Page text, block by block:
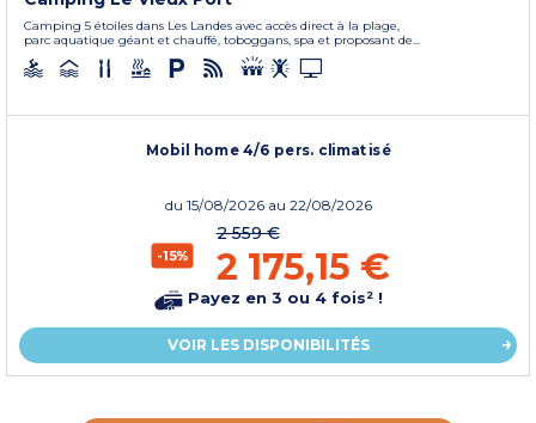
Camping 5 étoiles dans Les Landes avec accès direct à la plage,
parc aquatique géant et chauffé, toboggans, spa et proposant de...
Mobil home 4/6 pers. climatisé
du 15/08/2026 au 22/08/2026
-15%
2 559 €
2 175,15 €
Payez en 3 ou 4 fois² !
VOIR LES DISPONIBILITÉS